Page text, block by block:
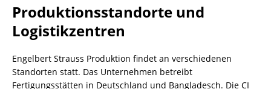
Produktionsstandorte und
Logistikzentren
Engelbert Strauss Produktion findet an verschiedenen
Standorten statt. Das Unternehmen betreibt
Fertigungsstätten in Deutschland und Bangladesch. Die CI